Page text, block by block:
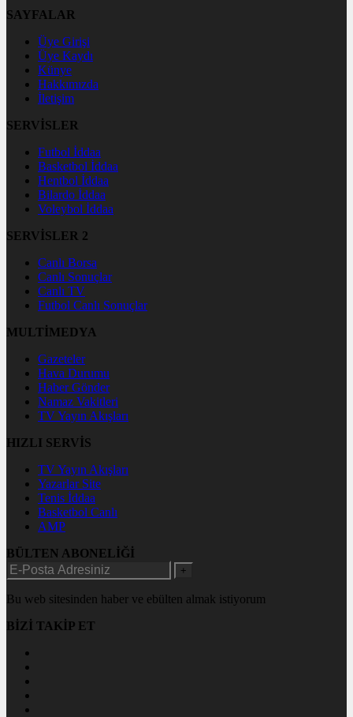
SAYFALAR
Üye Girişi
Üye Kaydı
Künye
Hakkımızda
İletişim
SERVİSLER
Futbol İddaa
Basketbol İddaa
Hentbol İddaa
Bilardo İddaa
Voleybol İddaa
SERVİSLER 2
Canlı Borsa
Canlı Sonuçlar
Canlı TV
Futbol Canlı Sonuçlar
MULTİMEDYA
Gazeteler
Hava Durumu
Haber Gönder
Namaz Vakitleri
TV Yayın Akışları
HIZLI SERVİS
TV Yayın Akışları
Yazarlar Site
Tenis İddaa
Basketbol Canlı
AMP
BÜLTEN ABONELİĞİ
+
Bu web sitesinden haber ve ebülten almak istiyorum
BİZİ TAKİP ET